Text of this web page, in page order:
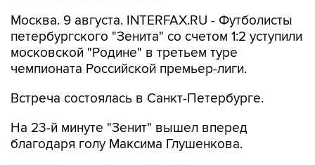
Москва. 9 августа. INTERFAX.RU - Футболисты
петербургского "Зенита" со счетом 1:2 уступили
московской "Родине" в третьем туре
чемпионата Российской премьер-лиги.
Встреча состоялась в Санкт-Петербурге.
На 23-й минуте "Зенит" вышел вперед
благодаря голу Максима Глушенкова.